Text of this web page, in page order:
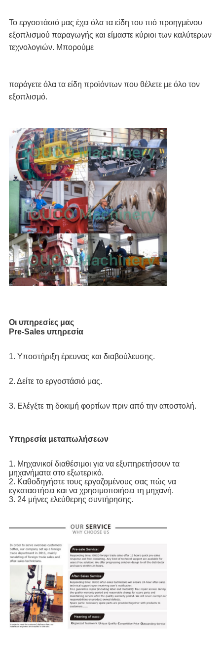
Το εργοστάσιό μας έχει όλα τα είδη του πιό προηγμένου
εξοπλισμού παραγωγής και είμαστε κύριοι των καλύτερων
τεχνολογιών. Μπορούμε
παράγετε όλα τα είδη προϊόντων που θέλετε με όλο τον
εξοπλισμό.
Οι υπηρεσίες μας
Pre-Sales υπηρεσία
1. Υποστήριξη έρευνας και διαβούλευσης.
2. Δείτε το εργοστάσιό μας.
3. Ελέγξτε τη δοκιμή φορτίων πριν από την αποστολή.
Υπηρεσία μεταπωλήσεων
1. Μηχανικοί διαθέσιμοι για να εξυπηρετήσουν τα
μηχανήματα στο εξωτερικό.
2. Καθοδηγήστε τους εργαζομένους σας πώς να
εγκαταστήσει και να χρησιμοποιήσει τη μηχανή.
3. 24 μήνες ελεύθερης συντήρησης.